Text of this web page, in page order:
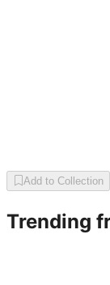
Add to Collection
Trending